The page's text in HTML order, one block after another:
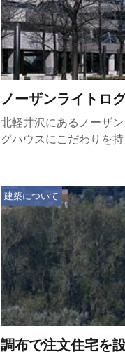
ノーザンライトロ
北軽井沢にあるノーザ
グハウスにこだわりを
調布で注文住宅を
建築について